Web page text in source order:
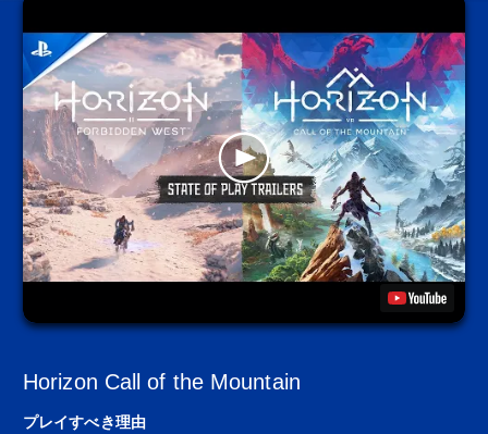
Horizon Call of the Mountain
プレイすべき理由